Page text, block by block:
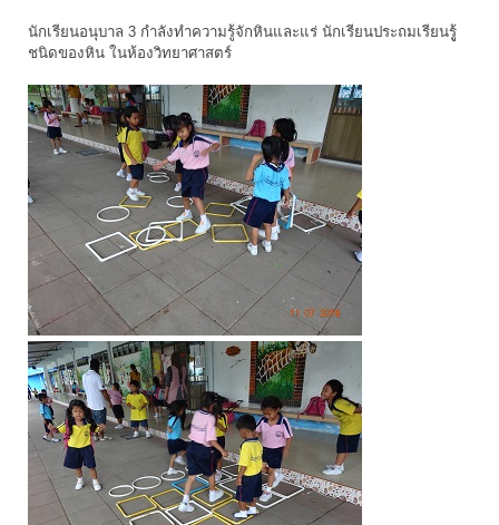
นักเรียนอนุบาล 3 กำลังทำความรู้จักหินและแร่ นักเรียนประถมเรียนรูู้
ชนิดของหิน ในห้องวิทยาศาสตร์